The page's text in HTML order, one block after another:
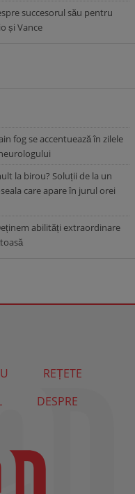
succesorul său pentru
și Vance
fog se accentuează în zilele
la birou? Soluții de la un
care apare în jurul orei
abilități extraordinare
REȚETE
DESPRE